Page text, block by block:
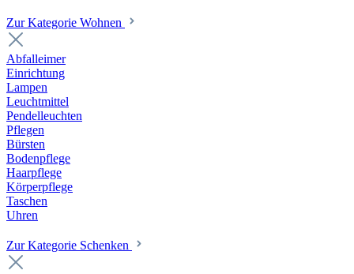
Zur Kategorie Wohnen
Abfalleimer
Einrichtung
Lampen
Leuchtmittel
Pendelleuchten
Pflegen
Bürsten
Bodenpflege
Haarpflege
Körperpflege
Taschen
Uhren
Zur Kategorie Schenken